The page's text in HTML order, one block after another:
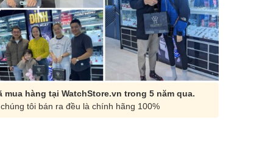
mua hàng tại WatchStore.vn trong 5 năm qua.
tôi bán ra đều là chính hãng 100%